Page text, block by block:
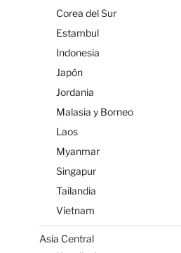
Corea del Sur
Estambul
Indonesia
Japón
Jordania
Malasia y Borneo
Laos
Myanmar
Singapur
Tailandia
Vietnam
Asia Central